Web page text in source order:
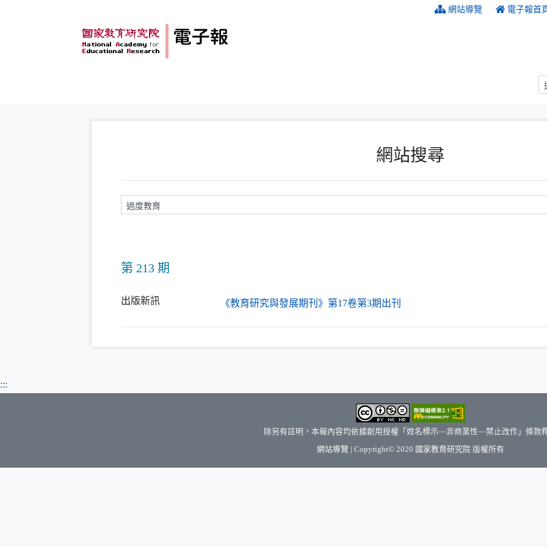
網站導覽 電子報首
網站搜尋
請輸入關鍵字
第 213 期
出版新訊 《教育研究與發展期刊》第17卷第3期出刊
:::
除另有註明，本報內容均依據創用授權「姓名標示—非商業性—禁止改作」條款
網站導覽 | Copyright© 2020 國家教育研究院（另開新視窗）
版權所有